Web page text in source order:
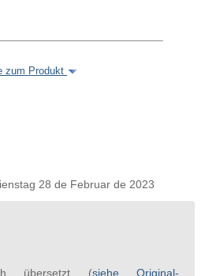
zum Produkt
28 de Februar de 2023
übersetzt (siehe Original-